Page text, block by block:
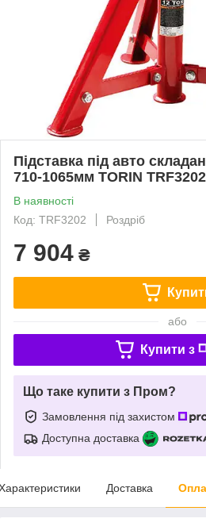
Підставка під авто
710-1065мм TORIN TRF3202
В наявності
Код: TRF3202
Роздріб
7 904 ₴
або
Купити з
Що таке купити з Пром?
Замовлення під захистом
Доступна доставка
Доставка